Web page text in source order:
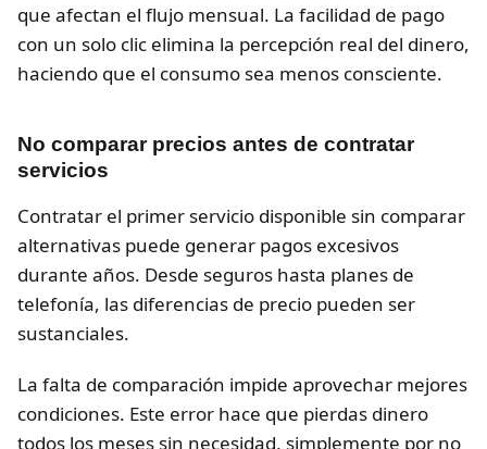
que afectan el flujo mensual. La facilidad de pago
con un solo clic elimina la percepción real del dinero,
haciendo que el consumo sea menos consciente.
No comparar precios antes de contratar
servicios
Contratar el primer servicio disponible sin comparar
alternativas puede generar pagos excesivos
durante años. Desde seguros hasta planes de
telefonía, las diferencias de precio pueden ser
sustanciales.
La falta de comparación impide aprovechar mejores
condiciones. Este error hace que pierdas dinero
todos los meses sin necesidad, simplemente por no